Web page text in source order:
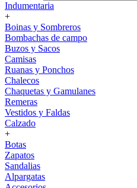
Indumentaria
+
Boinas y Sombreros
Bombachas de campo
Buzos y Sacos
Camisas
Ruanas y Ponchos
Chalecos
Chaquetas y Gamulanes
Remeras
Vestidos y Faldas
Calzado
+
Botas
Zapatos
Sandalias
Alpargatas